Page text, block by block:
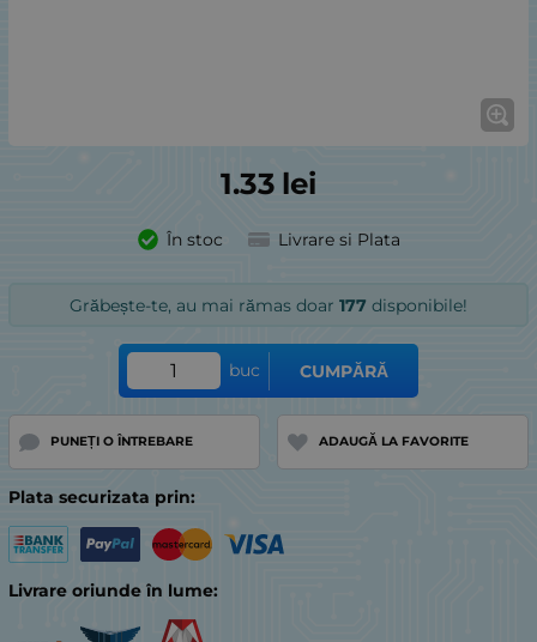
1.33 lei
În stoc Livrare si Plata
Grăbește-te, au mai rămas doar 177 disponibile!
buc CUMPĂRĂ
PUNEȚI O ÎNTREBARE ADAUGĂ LA FAVORITE
Plata securizata prin:
Livrare oriunde în lume: